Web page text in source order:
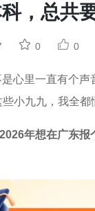
，总共
0 0
心里一直有个
小九九，我全都
2026年想在广东报